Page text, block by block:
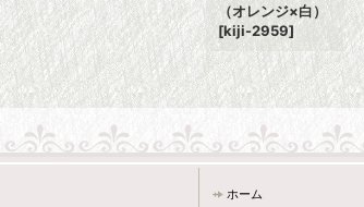
（オレンジ×白）
[kiji-2959]
ホーム